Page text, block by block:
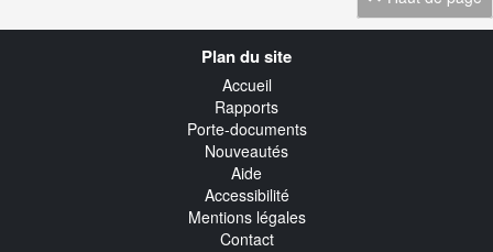
Plan du site
Accueil
Rapports
Porte-documents
Nouveautés
Aide
Accessibilité
Mentions légales
Contact